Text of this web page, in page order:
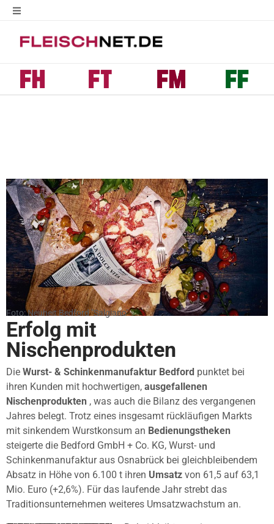
Foto: Neuheit Bedford "Salgiano"
Erfolg mit
Nischenprodukten
Die Wurst- & Schinkenmanufaktur Bedford punktet bei
ihren Kunden mit hochwertigen, ausgefallenen
Nischenprodukten , was auch die Bilanz des vergangenen
Jahres belegt. Trotz eines insgesamt rückläufigen Markts
mit sinkendem Wurstkonsum an Bedienungstheken
steigerte die Bedford GmbH + Co. KG, Wurst- und
Schinkenmanufaktur aus Osnabrück bei gleichbleibendem
Absatz in Höhe von 6.100 t ihren Umsatz von 61,5 auf 63,1
Mio. Euro (+2,6%). Für das laufende Jahr strebt das
Traditionsunternehmen weiteres Umsatzwachstum an.